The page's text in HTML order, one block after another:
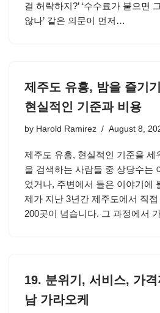
걸 허락하지?’ ‘수수료가 붙으면
않나’ 같은 의문이 먼저…
제주도 유흥, 밤을 즐기
현실적인 기준과 비용
by Harold Ramirez August 8,
제주도 유흥, 현실적인 기준을 세
을 검색하는 사람들 중 상당수는
었거나, 주변에서 들은 이야기에
제가 지난 3년간 제주도에서 직
200곳이 넘습니다. 그 과정에서
19. 분위기, 서비스, 가
남 가라오케